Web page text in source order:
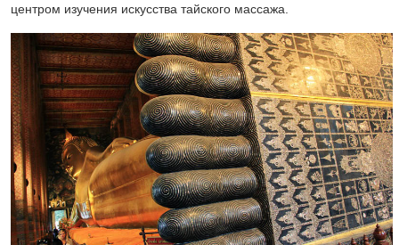
центром изучения искусства тайского массажа.